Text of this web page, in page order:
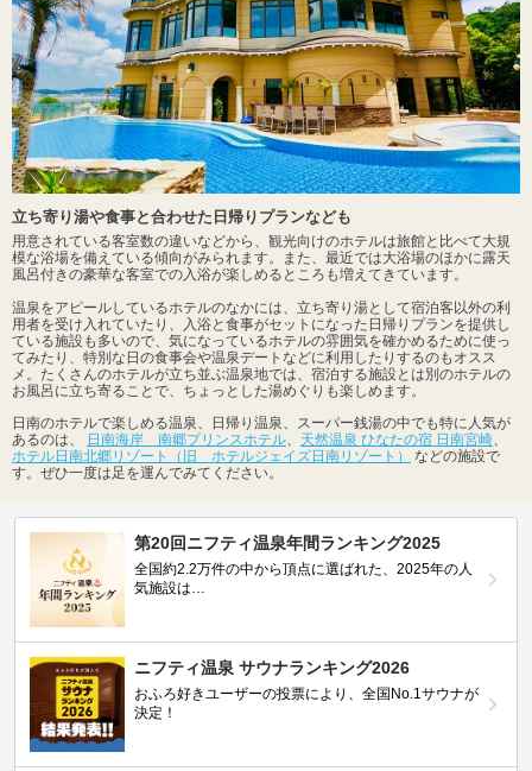
立ち寄り湯や食事と合わせた日帰りプランなども
用意されている客室数の違いなどから、観光向けのホテルは旅館と比べて大規
模な浴場を備えている傾向がみられます。また、最近では大浴場のほかに露天
風呂付きの豪華な客室での入浴が楽しめるところも増えてきています。
温泉をアピールしているホテルのなかには、立ち寄り湯として宿泊客以外の利
用者を受け入れていたり、入浴と食事がセットになった日帰りプランを提供し
ている施設も多いので、気になっているホテルの雰囲気を確かめるために使っ
てみたり、特別な日の食事会や温泉デートなどに利用したりするのもオスス
メ。たくさんのホテルが立ち並ぶ温泉地では、宿泊する施設とは別のホテルの
お風呂に立ち寄ることで、ちょっとした湯めぐりも楽しめます。
日南のホテルで楽しめる温泉、日帰り温泉、スーパー銭湯の中でも特に人気が
あるのは、
日南海岸 南郷プリンスホテル、 天然温泉 ひなたの宿 日南宮崎、
ホテル日南北郷リゾート（旧 ホテルジェイズ日南リゾート）
などの施設で
す。ぜひ一度は足を運んでみてください。
第20回ニフティ温泉年間ランキング2025
全国約2.2万件の中から頂点に選ばれた、2025年の人
気施設は…
ニフティ温泉 サウナランキング2026
おふろ好きユーザーの投票により、全国No.1サウナが
決定！